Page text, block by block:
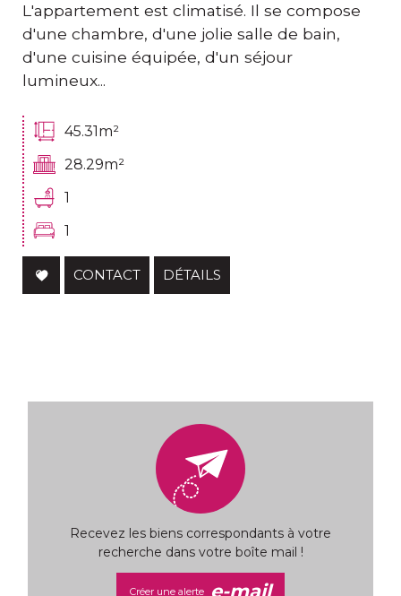
L'appartement est climatisé. Il se compose
d'une chambre, d'une jolie salle de bain,
d'une cuisine équipée, d'un séjour
lumineux...
45.31m²
28.29m²
1
1
CONTACT DÉTAILS
Recevez les biens correspondants à votre
recherche dans votre boîte mail !
Créer une alerte e-mail